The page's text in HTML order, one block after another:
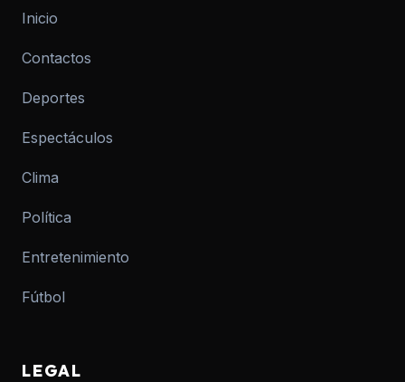
Inicio
Contactos
Deportes
Espectáculos
Clima
Política
Entretenimiento
Fútbol
LEGAL